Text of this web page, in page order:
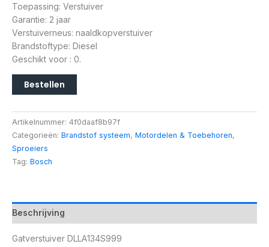
Toepassing: Verstuiver
Garantie: 2 jaar
Verstuiverneus: naaldkopverstuiver
Brandstoftype: Diesel
Geschikt voor : 0.
Bestellen
Artikelnummer: 4f0daaf8b97f
Categorieën: Brandstof systeem, Motordelen & Toebehoren,
Sproeiers
Tag: Bosch
Beschrijving
Gatverstuiver DLLA134S999